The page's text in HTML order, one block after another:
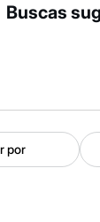
buscas
por